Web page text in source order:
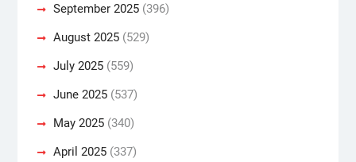
September 2025(396)
August 2025(529)
July 2025(559)
June 2025(537)
May 2025(340)
April 2025(337)